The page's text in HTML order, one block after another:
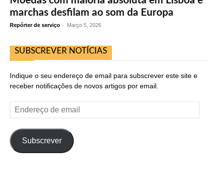
marchas desfilam ao som da Europa
Repórter de serviço - Março 5, 2026
SUBSCREVER NOTÍCIAS
Indique o seu endereço de email para subscrever este site e
receber notificações de novos artigos por email.
Endereço
de
Subscrever